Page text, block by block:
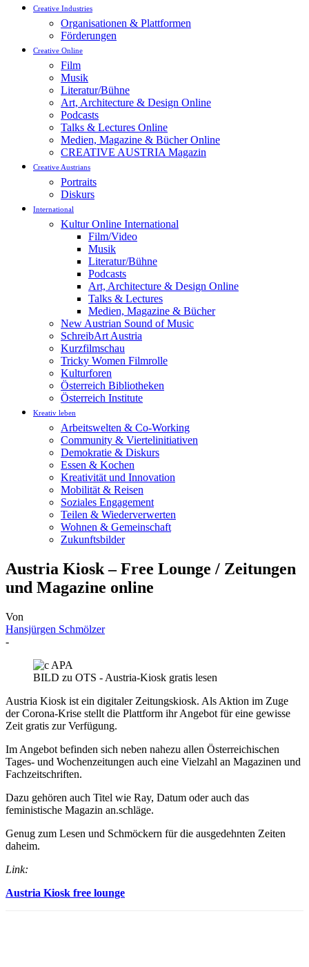
Creative Industries
Organisationen & Plattformen
Förderungen
Creative Online
Film
Musik
Literatur/Bühne
Art, Architecture & Design Online
Podcasts
Talks & Lectures Online
Medien, Magazine & Bücher Online
CREATIVE AUSTRIA Magazin
Creative Austrians
Portraits
Diskurs
International
Kultur Online International
Film/Video
Musik
Literatur/Bühne
Podcasts
Art, Architecture & Design Online
Talks & Lectures
Medien, Magazine & Bücher
New Austrian Sound of Music
SchreibArt Austria
Kurzfilmschau
Tricky Women Filmrolle
Kulturforen
Österreich Bibliotheken
Österreich Institute
Kreativ leben
Arbeitswelten & Co-Working
Community & Viertelinitiativen
Demokratie & Diskurs
Essen & Kochen
Kreativität und Innovation
Mobilität & Reisen
Soziales Engagement
Teilen & Wiederverwerten
Wohnen & Gemeinschaft
Zukunftsbilder
Austria Kiosk – Free Lounge / Zeitungen
und Magazine online
Von
Hansjürgen Schmölzer
-
BILD zu OTS - Austria-Kiosk gratis lesen
Austria Kiosk ist ein digitaler Zeitungskiosk. Als Aktion im Zuge
der Corona-Krise stellt die Plattform ihr Angebot für eine gewisse
Zeit gratis zur Verfügung.
Im Angebot befinden sich neben nahezu allen Österreichischen
Tages- und Wochenzeitungen auch eine Vielzahl an Magazinen und
Fachzeitschriften.
Dazu gehören auch Titel wie Ray, Datum oder auch das
feministische Magazin an.schläge.
Genug zum Lesen und Schmöckern für die ausgedehnten Zeiten
daheim.
Link:
Austria Kiosk free lounge